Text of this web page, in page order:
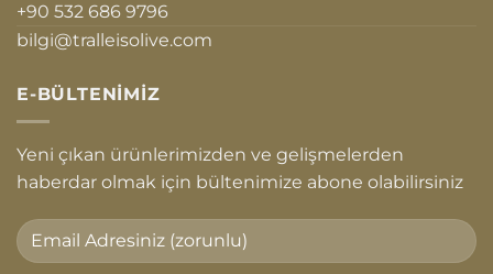
+90 532 686 9796
bilgi@tralleisolive.com
E-BÜLTENIMIZ
Yeni çıkan ürünlerimizden ve gelişmelerden
haberdar olmak için bültenimize abone olabilirsiniz